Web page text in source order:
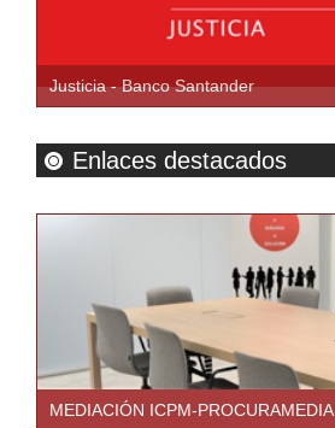
Justicia - Banco Santander
Enlaces destacados
MEDIACIÓN ICPM-PROCURAMEDIA